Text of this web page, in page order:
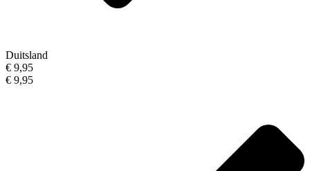
Duitsland
€ 9,95
€ 9,95